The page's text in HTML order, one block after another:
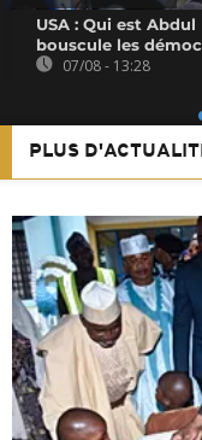
USA : Qui est
bouscule les
07/08 - 13:28
PLUS